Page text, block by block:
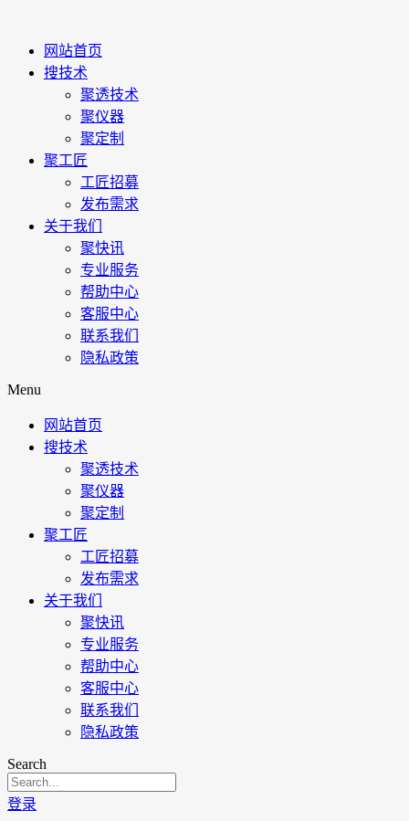
网站首页
搜技术
聚透技术
聚仪器
聚定制
聚工匠
工匠招募
发布需求
关于我们
聚快讯
专业服务
帮助中心
客服中心
联系我们
隐私政策
Menu
网站首页
搜技术
聚透技术
聚仪器
聚定制
聚工匠
工匠招募
发布需求
关于我们
聚快讯
专业服务
帮助中心
客服中心
联系我们
隐私政策
Search
登录